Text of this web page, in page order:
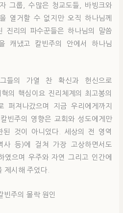
그룹, 수많은 청교도들, 바빙크와
열거할 수 없지만 오직 하나님께
진리의 파수꾼들은 하나님의 말씀
캐냈고 칼빈주의 안에서 하나님
들의 가열 찬 확신과 헌신으로
의 핵심이요 진리체계의 최고봉의
퍼져나갔으며 지금 우리에게까지
빈주의 영향은 교회와 성도에게만
된 것이 아니었다. 세상의 전 영역
등)에 걸쳐 가장 고상하면서도
였으며 우주와 자연 그리고 인간에
제시해 주었다.
빈주의 몰락 원인